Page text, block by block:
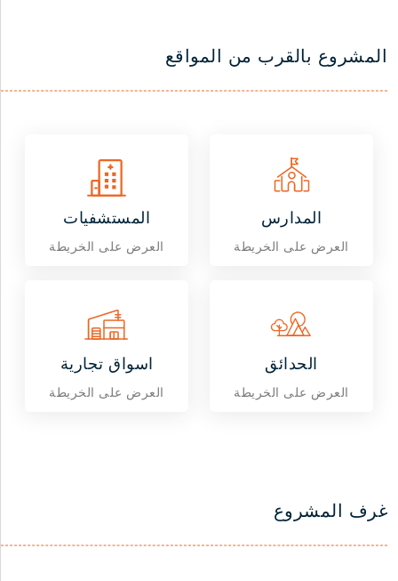
المشروع بالقرب من المواقع
المستشفيات
العرض على الخريطة
المدارس
العرض على الخريطة
اسواق تجارية
العرض على الخريطة
الحدائق
العرض على الخريطة
غرف المشروع